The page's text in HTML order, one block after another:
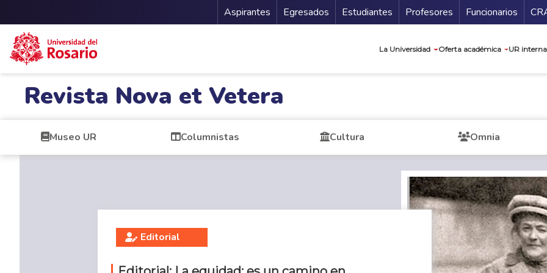
Menu Secundario
Aspirantes Egresados Estudiantes Profesores Funcionarios
La Universidad Oferta académica UR
Revista Nova et Vetera
Museo UR Columnistas Cultura Omnia
Editorial